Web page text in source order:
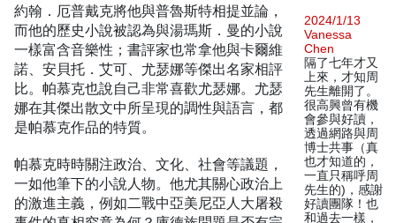
約翰．厄普戴克將他與普魯斯特相提並論，
而他的歷史小說被認為與湯瑪斯．曼的小說
一樣富含音樂性；書評家也常拿他與卡爾維
諾、安貝托．艾可、尤瑟娜等傑出名家相評
比。帕慕克也說自己非常喜歡尤瑟娜。尤瑟
娜在其傑出散文中所呈現的調性與語言，都
是帕慕克作品的特質。
帕慕克時時關注政治、文化、社會等議題，
一如他筆下的小說人物。他尤其關心政治上
的激進主義，例如二戰中亞美尼亞人大屠殺
2024/1/13
Vanessa
Chen
隔了七年才又
上來，才知周
先生離開了。
很高興曾有機
會參與好讀，
透過網路與周
博士共事（真
也才知道的，
一直只稱呼周
先生的)，感謝
好讀團隊！也
和過去一樣，